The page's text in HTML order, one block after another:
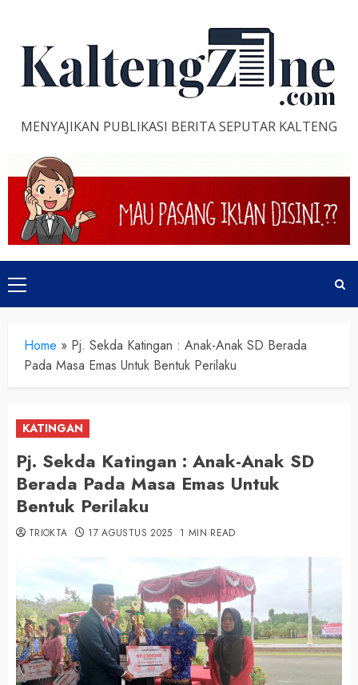
content
MENYAJIKAN PUBLIKASI BERITA SEPUTAR KALTENG
Primary
Menu
Home » Pj. Sekda Katingan : Anak-Anak SD Berada
Pada Masa Emas Untuk Bentuk Perilaku
KATINGAN
Pj. Sekda Katingan : Anak-Anak SD
Berada Pada Masa Emas Untuk
Bentuk Perilaku
TRIOKTA 17 AGUSTUS 2025 1 MIN READ